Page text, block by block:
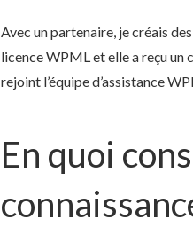
Avec un partenaire, je créais
licence WPML et elle a reçu un
rejoint l’équipe d’assistance
En quoi